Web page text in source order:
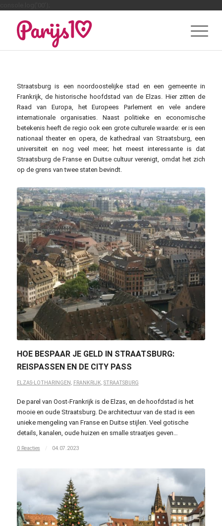
Straatsburg is een noordoostelijke stad en een gemeente in
Frankrijk, de historische hoofdstad van de Elzas. Hier zitten de
Raad van Europa, het Europees Parlement en vele andere
internationale organisaties. Naast politieke en economische
betekenis heeft de regio ook een grote culturele waarde: er is een
nationaal theater en opera, de kathedraal van Straatsburg, een
universiteit en nog veel meer; het meest interessante is dat
Straatsburg de Franse en Duitse cultuur verenigt, omdat het zich
op de grens van twee staten bevindt.
HOE BESPAAR JE GELD IN STRAATSBURG:
REISPASSEN EN DE CITY PASS
ELZAS-LOTHARINGEN, FRANKRIJK, STRAATSBURG
De parel van Oost-Frankrijk is de Elzas, en de hoofdstad is het
mooie en oude Straatsburg. De architectuur van de stad is een
unieke mengeling van Franse en Duitse stijlen. Veel gotische
details, kanalen, oude huizen en smalle straatjes geven…
0 Reacties / 04.07.2023